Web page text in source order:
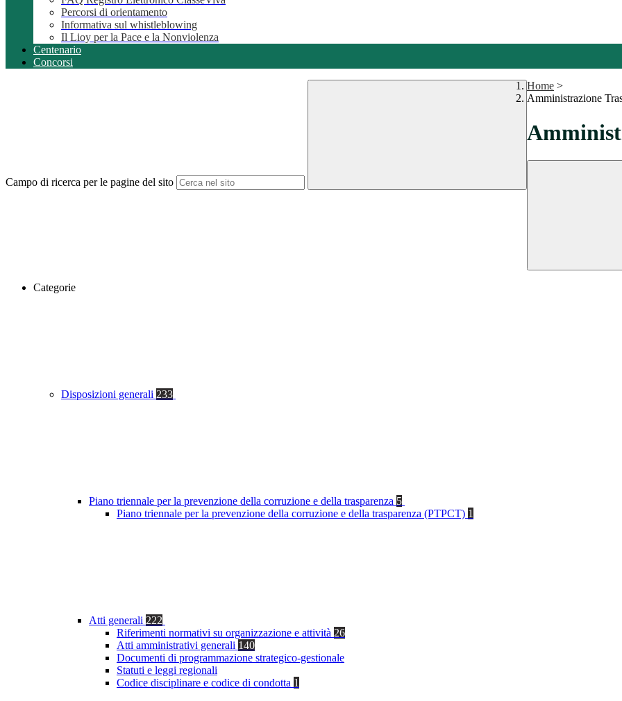
Percorsi di orientamento
Informativa sul whistleblowing
Il Lioy per la Pace e la Nonviolenza
Centenario
Concorsi
Campo di ricerca per le pagine del sito
Home >
Amministrazione
Categorie
Disposizioni generali 233
Piano triennale per la prevenzione della corruzione e della trasparenza 5
Piano triennale per la prevenzione della corruzione e della trasparenza (PTPCT) 1
Atti generali 222
Riferimenti normativi su organizzazione e attività 26
Atti amministrativi generali 140
Documenti di programmazione strategico-gestionale
Statuti e leggi regionali
Codice disciplinare e codice di condotta 1